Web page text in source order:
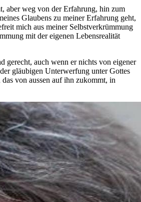
aber weg von der Erfahrung, hin zum
Glaubens zu meiner Erfahrung geht,
mich aus meiner Selbstverkrümmung
mit der eigenen Lebensrealität
gerecht, auch wenn er nichts von eigener
gläubigen Unterwerfung unter Gottes
von aussen auf ihn zukommt, in